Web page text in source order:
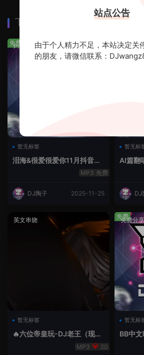
下载排行
Prog House·免费分享
暂无标签
泪海&很爱很爱你11月抖音串
免费
DJ陶子 2025-11-25
免费 免费分享
暂无标
AI篇翻
DJ
免费
英文串烧
暂无标签
🔥六位帝皇玩-DJ老王（现场
20
免费分享
暂无标
BB中
免费
站点公告
由于个人精力不足，本站决定关
的朋友，请微信联系：